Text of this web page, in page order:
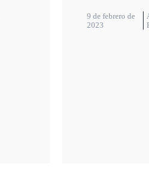
9 de febrero de
2023